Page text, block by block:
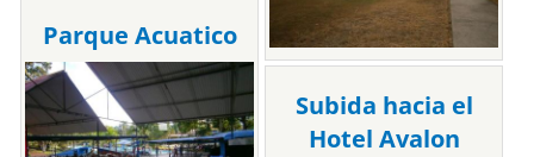
Parque Acuatico
Subida hacia el
Hotel Avalon